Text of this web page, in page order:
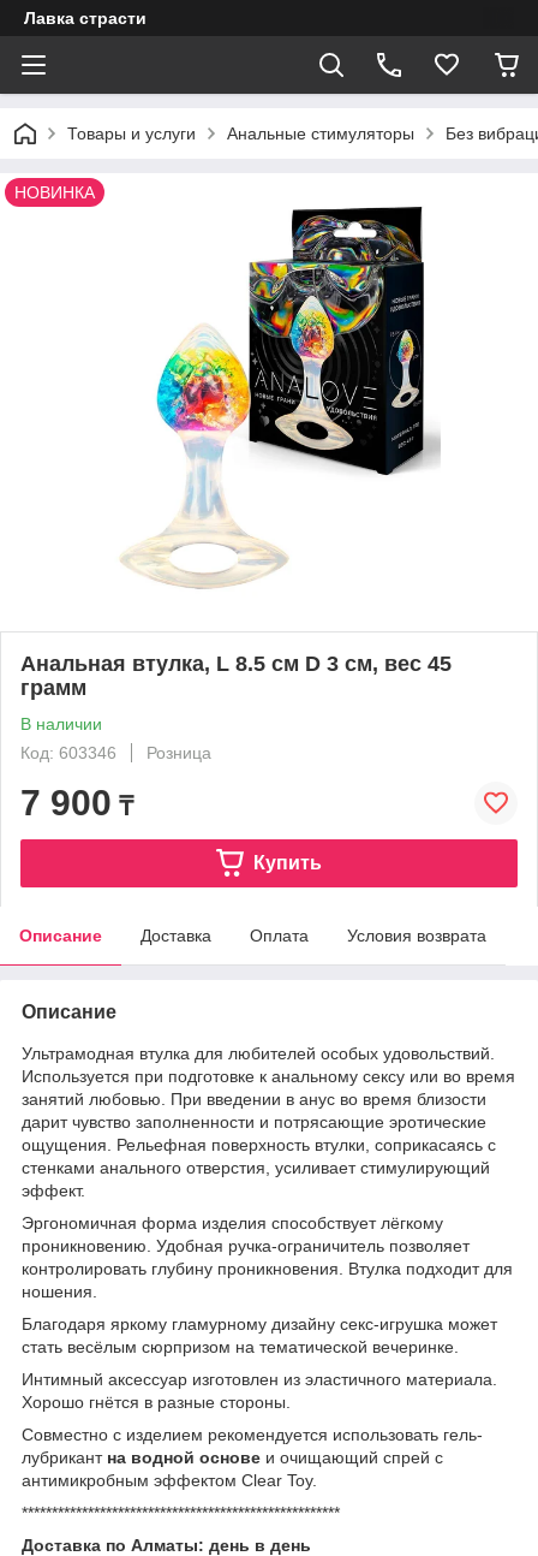
Лавка страсти
Товары и услуги Анальные стимуляторы Без
НОВИНКА
Анальная втулка, L 8.5 см D 3 см, вес 45
грамм
В наличии
Код: 603346
Розница
7 900 ₸
Купить
Описание Доставка Оплата Условия возврата
Описание
Ультрамодная втулка для любителей особых удовольствий.
Используется при подготовке к анальному сексу или во время
занятий любовью. При введении в анус во время близости
дарит чувство заполненности и потрясающие эротические
ощущения. Рельефная поверхность втулки, соприкасаясь с
стенками анального отверстия, усиливает стимулирующий
эффект.
Эргономичная форма изделия способствует лёгкому
проникновению. Удобная ручка-ограничитель позволяет
контролировать глубину проникновения. Втулка подходит для
ношения.
Благодаря яркому гламурному дизайну секс-игрушка может
стать весёлым сюрпризом на тематической вечеринке.
Интимный аксессуар изготовлен из эластичного материала.
Хорошо гнётся в разные стороны.
Совместно с изделием рекомендуется использовать гель-
лубрикант на водной основе и очищающий спрей с
антимикробным эффектом Clear Toy.
*****************************************************
Доставка по Алматы: день в день